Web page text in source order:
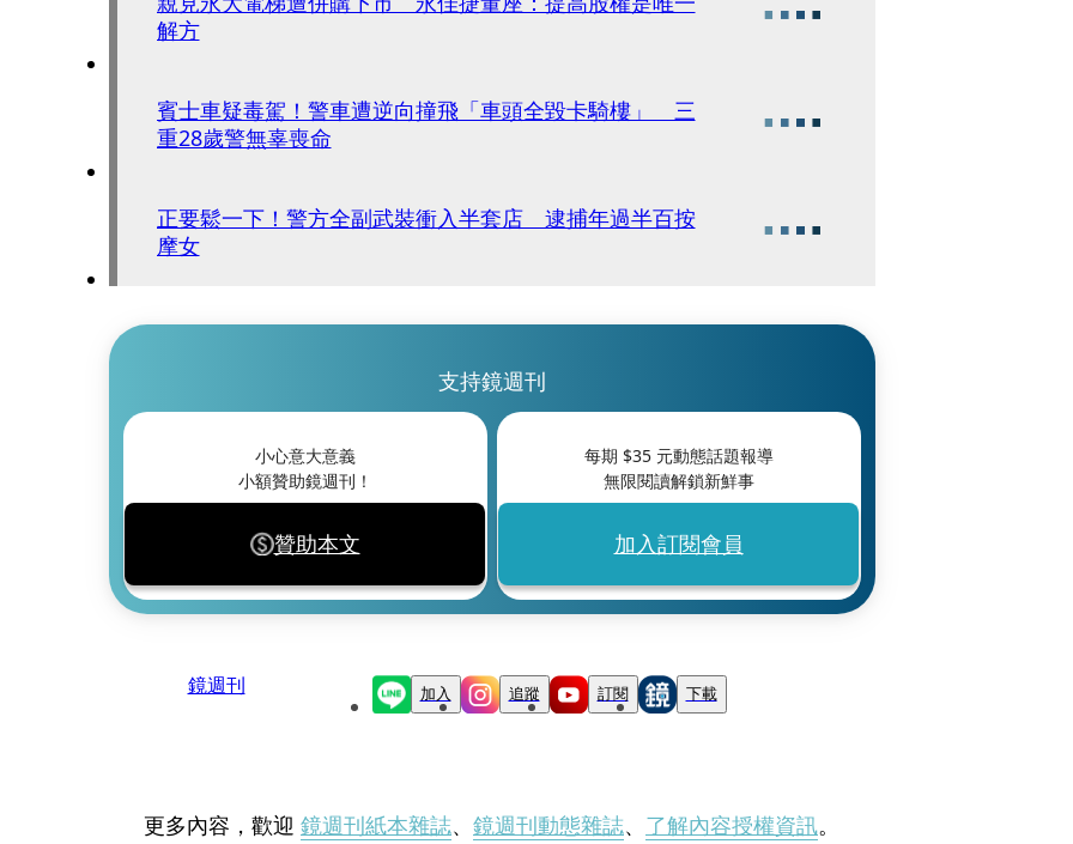
解方
賓士車疑毒駕！警車遭逆向撞飛「車頭全毀卡騎樓」 三
重28歲警無辜喪命
正要鬆一下！警方全副武裝衝入半套店 逮捕年過半百按
摩女
支持鏡週刊
小心意大意義
小額贊助鏡週刊！
贊助本文
每期 $35元動態話題報導
無限閱讀解鎖新鮮事
加入訂閱會員
鏡週刊 加入 追蹤 訂閱 下載
更多內容，歡迎 鏡週刊紙本雜誌、 鏡週刊動態雜誌、 了解內容授權資訊。